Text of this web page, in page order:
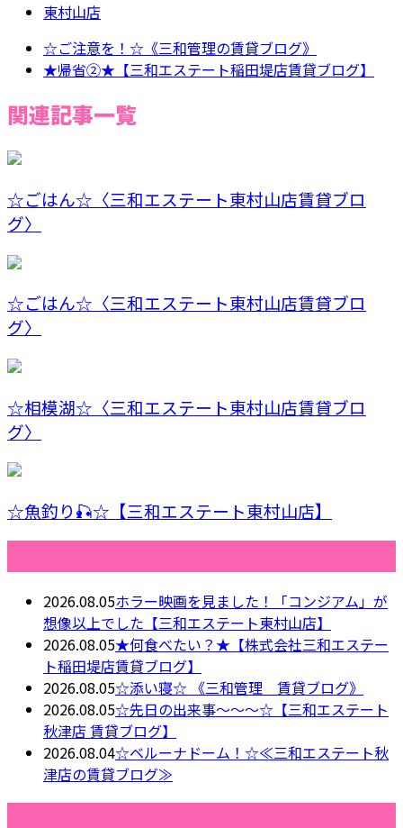
東村山店
☆ご注意を！☆《三和管理の賃貸ブログ》
★帰省②★【三和エステート稲田堤店賃貸ブログ】
関連記事一覧
☆ごはん☆〈三和エステート東村山店賃貸ブロ
グ〉
☆ごはん☆〈三和エステート東村山店賃貸ブロ
グ〉
☆相模湖☆〈三和エステート東村山店賃貸ブロ
グ〉
☆魚釣り🎣☆【三和エステート東村山店】
2026.08.05ホラー映画を見ました！「コンジアム」が
想像以上でした【三和エステート東村山店】
2026.08.05★何食べたい？★【株式会社三和エステー
ト稲田堤店賃貸ブログ】
2026.08.05☆添い寝☆ 《三和管理 賃貸ブログ》
2026.08.05☆先日の出来事～～～☆【三和エステート
秋津店 賃貸ブログ】
2026.08.04☆ベルーナドーム！☆≪三和エステート秋
津店の賃貸ブログ≫